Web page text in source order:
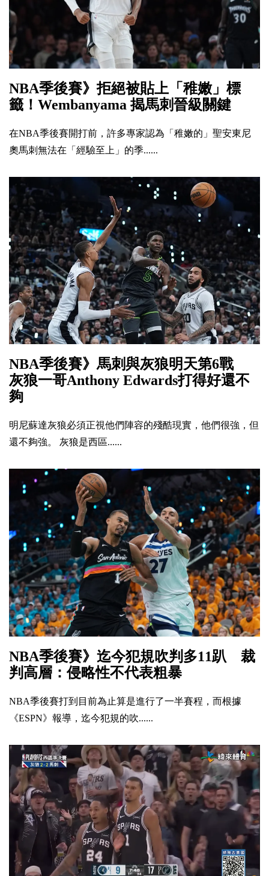
NBA季後賽》拒絕被貼上「稚嫩」標
籤！Wembanyama 揭馬刺晉級關鍵
在NBA季後賽開打前，許多專家認為「稚嫩的」聖安東尼
奧馬刺無法在「經驗至上」的季......
NBA季後賽》馬刺與灰狼明天第6戰
灰狼一哥Anthony Edwards打得好還不
夠
明尼蘇達灰狼必須正視他們陣容的殘酷現實，他們很強，但
還不夠強。 灰狼是西區......
NBA季後賽》迄今犯規吹判多11趴 裁
判高層：侵略性不代表粗暴
NBA季後賽打到目前為止算是進行了一半賽程，而根據
《ESPN》報導，迄今犯規的吹......